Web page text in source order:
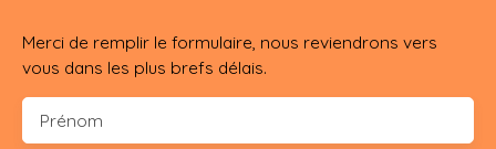
Merci de remplir le formulaire, nous reviendrons vers
vous dans les plus brefs délais.
Prénom